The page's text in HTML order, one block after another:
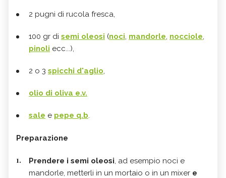
2 pugni di rucola fresca,
100 gr di semi oleosi (noci, mandorle, nocciole,
pinoli ecc...),
2 o 3 spicchi d'aglio,
olio di oliva e.v.
sale e pepe q.b.
Preparazione
Prendere i semi oleosi, ad esempio noci e
mandorle, metterli in un mortaio o in un mixer e